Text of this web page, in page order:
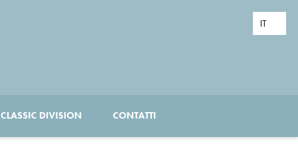
CLASSIC DIVISION CONTATTI